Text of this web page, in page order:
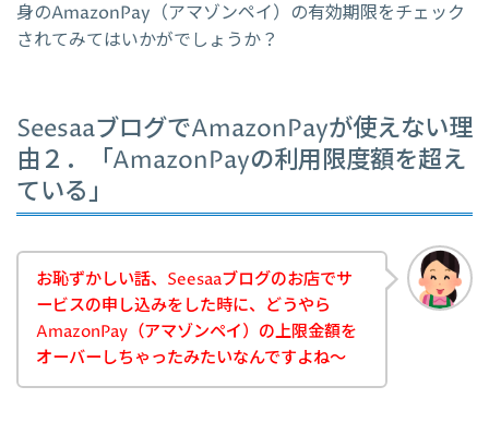
身のAmazonPay（アマゾンペイ）の有効期限をチェック
されてみてはいかがでしょうか？
SeesaaブログでAmazonPayが使えない理
由２．「AmazonPayの利用限度額を超え
ている」
お恥ずかしい話、Seesaaブログのお店でサ
ービスの申し込みをした時に、どうやら
AmazonPay（アマゾンペイ）の上限金額を
オーバーしちゃったみたいなんですよね～